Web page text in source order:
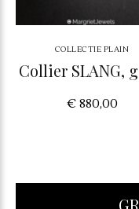
COLLECTIE PLAIN
Collier SLANG,
€ 880,00